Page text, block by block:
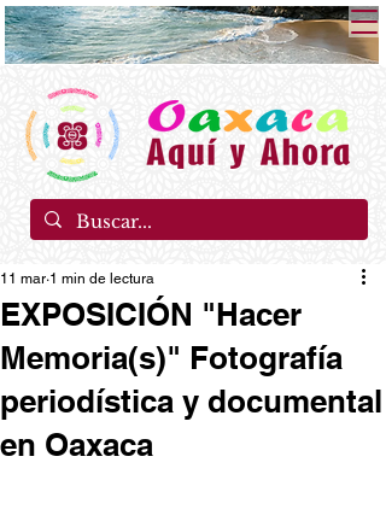
EXPOSICIÓN "Hacer
Memoria(s)" Fotografía
periodística y documental
en Oaxaca
11 mar 1 min de lectura